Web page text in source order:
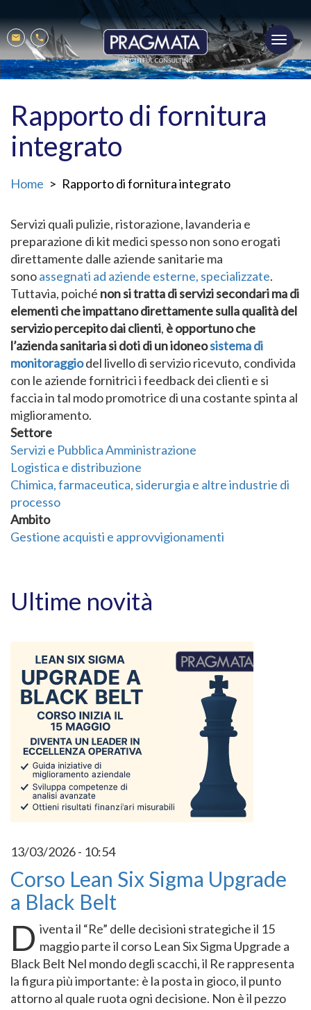
al
contenuto
principale
Mobile
menu
MailPhone
Rapporto di fornitura
integrato
Home Rapporto di fornitura integrato
Servizi quali pulizie, ristorazione, lavanderia e
preparazione di kit medici spesso non sono erogati
direttamente dalle aziende sanitarie ma
sonoassegnati ad aziende esterne, specializzate.
Tuttavia, poiché non si tratta di servizi secondari ma di
elementi che impattano direttamente sulla qualità del
servizio percepito dai clienti, è opportuno che
l’azienda sanitaria si doti di un idoneosistema di
monitoraggiodel livello di servizio ricevuto, condivida
con le aziende fornitrici i feedback dei clienti e si
faccia in tal modo promotrice di una costante spinta al
miglioramento.
Settore
Servizi e Pubblica Amministrazione
Logistica e distribuzione
Chimica, farmaceutica, siderurgia e altre industrie di
processo
Ambito
Gestione acquisti e approvvigionamenti
Ultime novità
13/03/2026 - 10:54
Corso Lean Six Sigma Upgrade
a Black Belt
D iventa il “Re” delle decisioni strategiche il 15
maggio parte il corso Lean Six Sigma Upgrade a
Black Belt Nel mondo degli scacchi, il Re rappresenta
la figura più importante: è la posta in gioco, il punto
attorno al quale ruota ogni decisione. Non è il pezzo